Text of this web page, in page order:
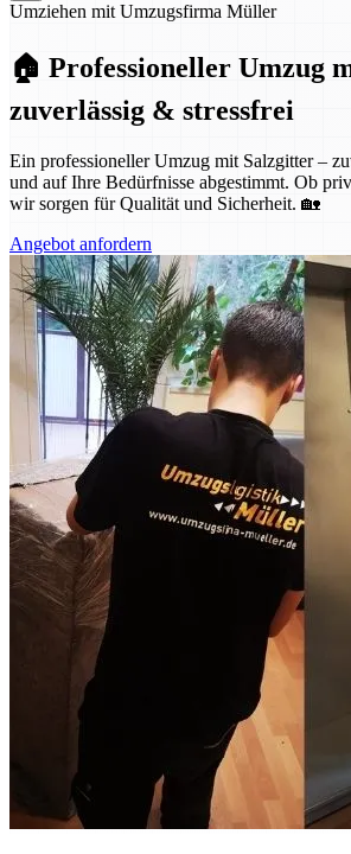
Umziehen mit Umzugsfirma Müller
🏠 Professioneller Umzug
zuverlässig & stressfrei
Ein professioneller Umzug mit Salzgitter –
und auf Ihre Bedürfnisse abgestimmt. Ob
wir sorgen für Qualität und Sicherheit. 🏡
Angebot anfordern